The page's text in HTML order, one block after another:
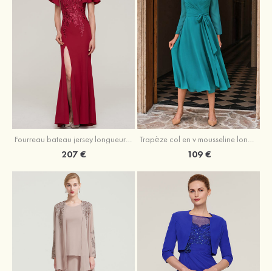
207 € 109 €